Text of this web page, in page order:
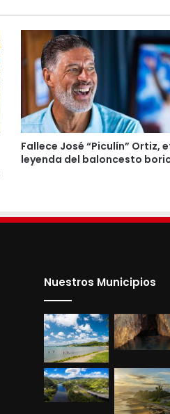
Fallece José “Piculín” Ortiz,
leyenda del baloncesto
Nuestros Municipios